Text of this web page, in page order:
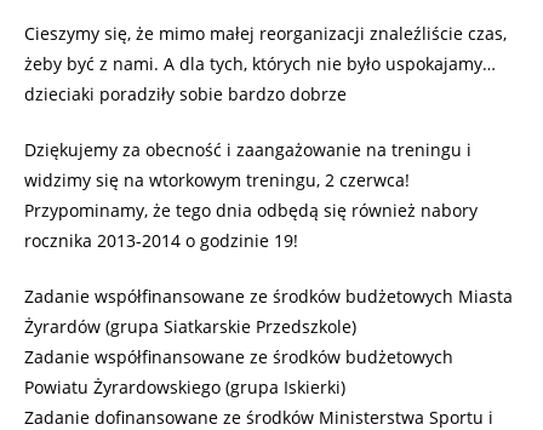
Cieszymy się, że mimo małej reorganizacji znaleźliście czas,
żeby być z nami. A dla tych, których nie było uspokajamy…
dzieciaki poradziły sobie bardzo dobrze
Dziękujemy za obecność i zaangażowanie na treningu i
widzimy się na wtorkowym treningu, 2 czerwca!
Przypominamy, że tego dnia odbędą się również nabory
rocznika 2013-2014 o godzinie 19!
Zadanie współfinansowane ze środków budżetowych Miasta
Żyrardów (grupa Siatkarskie Przedszkole)
Zadanie współfinansowane ze środków budżetowych
Powiatu Żyrardowskiego (grupa Iskierki)
Zadanie dofinansowane ze środków Ministerstwa Sportu i